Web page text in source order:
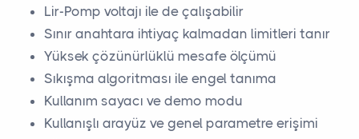
Lir-Pomp voltajı ile de çalışabilir
Sınır anahtara ihtiyaç kalmadan limitleri tanır
Yüksek çözünürlüklü mesafe ölçümü
Sıkışma algoritması ile engel tanıma
Kullanım sayacı ve demo modu
Kullanışlı arayüz ve genel parametre erişimi